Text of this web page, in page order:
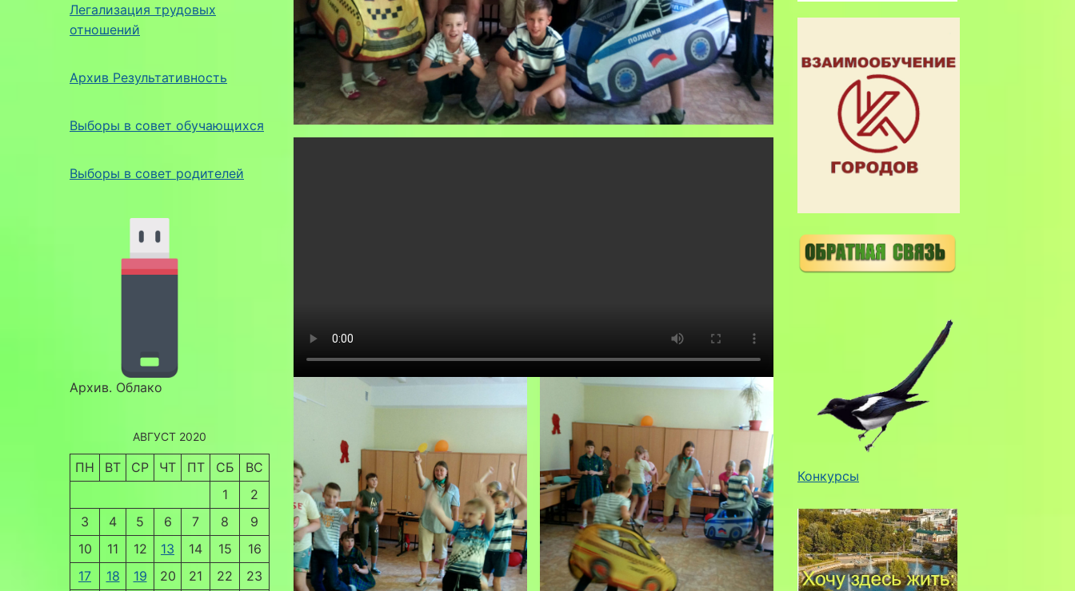
Легализация трудовых
отношений
Архив Результативность
Выборы в совет обучающихся
Выборы в совет родителей
Архив. Облако
АВГУСТ 2020
ПН ВТ СР ЧТ ПТ СБ
ВС
1
2
3
4 5 6 7 8
9
10
11 12 13 14 15
16
17
18 19 20 21 22
23
Конкурсы